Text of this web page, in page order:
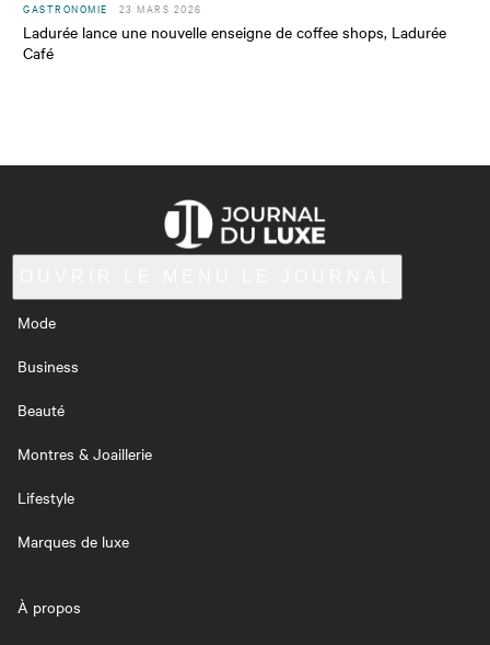
GASTRONOMIE 23 MARS 2026
Ladurée lance une nouvelle enseigne de coffee shops, Ladurée
Café
Mode
Business
Beauté
Montres & Joaillerie
Lifestyle
Marques de luxe
À propos